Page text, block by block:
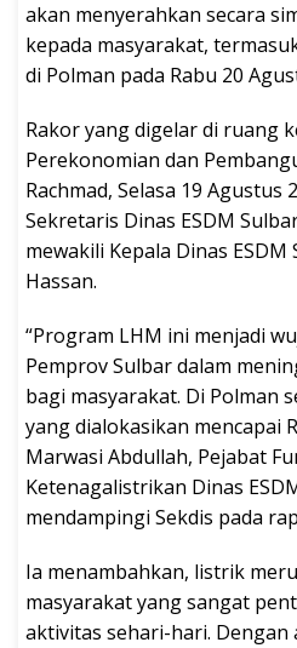
akan menyerahkan secara
kepada masyarakat,
di Polman pada Rabu 20
Rakor yang digelar di ruang
Perekonomian dan
Rachmad, Selasa 19
Sekretaris Dinas ESDM
mewakili Kepala Dinas
Hassan.
“Program LHM ini menjadi
Pemprov Sulbar dalam
bagi masyarakat. Di Polman
yang dialokasikan mencapai
Marwasi Abdullah, Pejabat
Ketenagalistrikan Dinas
mendampingi Sekdis pada
Ia menambahkan, listrik
masyarakat yang sangat
aktivitas sehari-hari. Dengan